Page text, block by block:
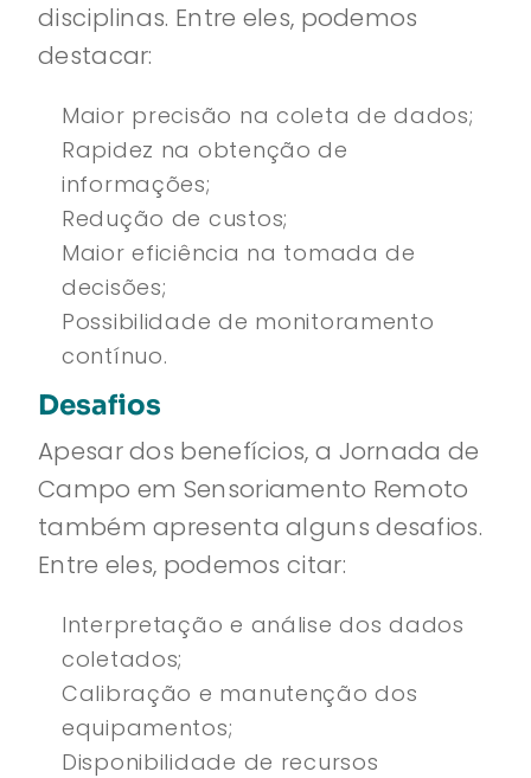
disciplinas. Entre eles, podemos
destacar:
Maior precisão na coleta de dados;
Rapidez na obtenção de
informações;
Redução de custos;
Maior eficiência na tomada de
decisões;
Possibilidade de monitoramento
contínuo.
Desafios
Apesar dos benefícios, a Jornada de
Campo em Sensoriamento Remoto
também apresenta alguns desafios.
Entre eles, podemos citar:
Interpretação e análise dos dados
coletados;
Calibração e manutenção dos
equipamentos;
Disponibilidade de recursos